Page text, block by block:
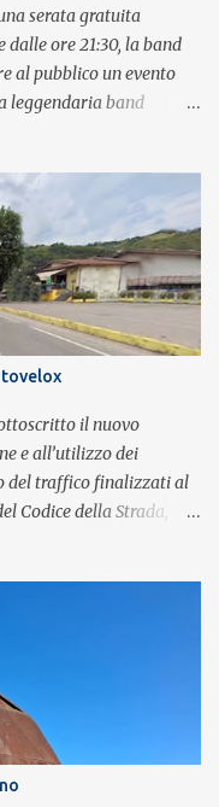
serata gratuita
ore 21:30, la band
al pubblico un evento
leggendaria band
del celebre gruppo. Lo
in onore di
formazione sul palco è
e voce, Fabrizio
alla chitarra e voce, e
scelta direttamente da
Will Rock You.
il nuovo
e all’utilizzo dei
del traffico finalizzati al
Codice della Strada,
dei limiti di velocità. Il
a seguito del
Polizia Stradale di
stradali per i quali è
inoltre, si è